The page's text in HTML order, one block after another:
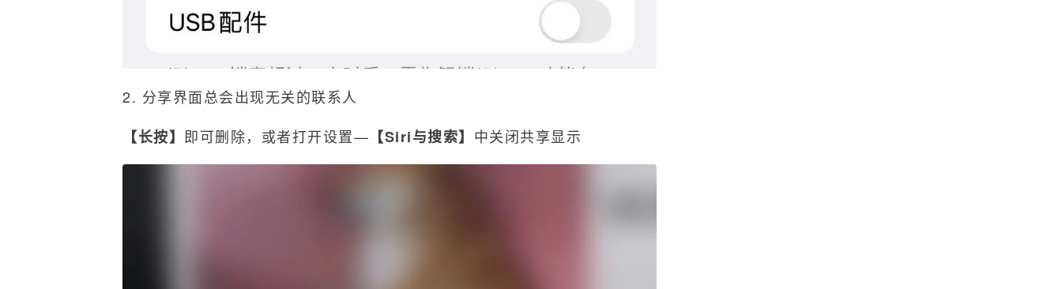
2. 分享界面总会出现无关的联系人
【长按】 即可删除，或者打开设置— 【Siri与搜索】 中关闭共享显示